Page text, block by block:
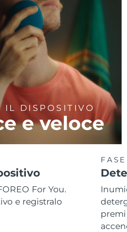
IL DISPOSITIVO
e veloce
For You.
e registralo